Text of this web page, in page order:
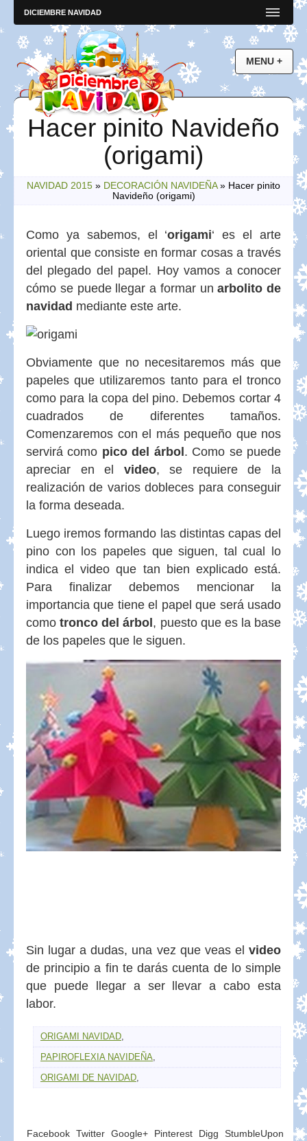
DICIEMBRE NAVIDAD
Hacer pinito Navideño
(origami)
NAVIDAD 2015 » DECORACIÓN NAVIDEÑA» Hacer pinito
Navideño (origami)
Como ya sabemos, el ‘origami‘ es el arte
oriental que consiste en formar cosas a través
del plegado del papel. Hoy vamos a conocer
cómo se puede llegar a formar unarbolito de
navidad mediante este arte.
Obviamente que no necesitaremos más que
papeles que utilizaremos tanto para el tronco
como para la copa del pino. Debemos cortar 4
cuadrados de diferentes tamaños.
Comenzaremos con el más pequeño que nos
servirá como pico del árbol . Como se puede
apreciar en el video, se requiere de la
realización de varios dobleces para conseguir
la forma deseada.
Luego iremos formando las distintas capas del
pino con los papeles que siguen, tal cual lo
indica el video que tan bien explicado está.
Para finalizar debemos mencionar la
importancia que tiene el papel que será usado
comotronco del árbol , puesto que es la base
de los papeles que le siguen.
Sin lugar a dudas, una vez que veas el video
de principio a fin te darás cuenta de lo simple
que puede llegar a ser llevar a cabo esta
labor.
ORIGAMI NAVIDAD
PAPIROFLEXIA NAVIDEÑA
ORIGAMI DE NAVIDAD
Facebook Twitter Google+ Pinterest Digg StumbleUpon